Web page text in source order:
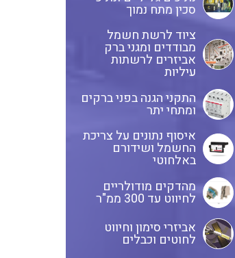
לוחות שירות בשילוב מא"זים,
אינטרלוקים ושקעים
לוחות מודולריים להתקנה מעל
ומתחת לטיח
משנה זרם
כבלי אלומניום
ציוד שטח
ANYBUS – חיבורים של רשתות
תקשורת אחת לשנייה מכל סוג
ולכל סוג
מדידות פיזיקאליות ספיקה
ובקרת תהליך
בוחני להבה ומערכות לבקרת
בערה BMS
סכין מתח נמוך
ציוד לרשת חשמל
מבודדים ומגני ברק
אביזרים לרשתות
עיליות
התקני הגנה בפני ברקים
ומתחי יתר
איסוף נתונים על צריכת
החשמל ושידורם
באלחוטי
מהדקים מודולריים
לחיווט עד 300 ממ"ר
אביזרי סימון וחיווט
לחוטים וכבלים